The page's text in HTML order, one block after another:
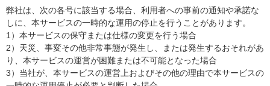
弊社は、次の各号に該当する場合、利用者への事前の通知や承諾な
しに、本サービスの一時的な運用の停止を行うことがあります。
1）本サービスの保守または仕様の変更を行う場合
2）天災、事変その他非常事態が発生し、または発生するおそれがあ
り、本サービスの運営が困難または不可能となった場合
3）当社が、本サービスの運営上およびその他の理由で本サービスの